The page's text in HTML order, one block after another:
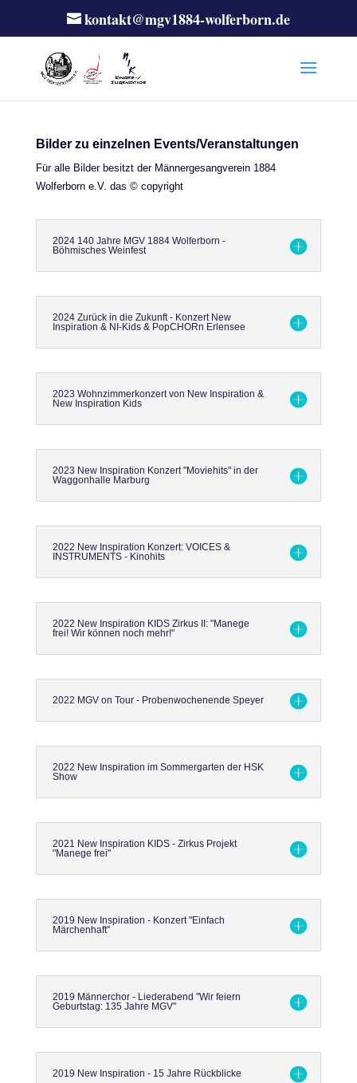
kontakt@mgv1884-wolferborn.de
Bilder zu einzelnen Events/Veranstaltungen
Für alle Bilder besitzt der Männergesangverein 1884
Wolferborn e.V. das © copyright
2024 140 Jahre MGV 1884 Wolferborn -
Böhmisches Weinfest
2024 Zurück in die Zukunft - Konzert New
Inspiration & NI-Kids & PopCHORn Erlensee
2023 Wohnzimmerkonzert von New Inspiration &
New Inspiration Kids
2023 New Inspiration Konzert "Moviehits" in der
Waggonhalle Marburg
2022 New Inspiration Konzert: VOICES &
INSTRUMENTS - Kinohits
2022 New Inspiration KIDS Zirkus II: "Manege
frei! Wir können noch mehr!"
2022 MGV on Tour - Probenwochenende Speyer
2022 New Inspiration im Sommergarten der HSK
Show
2021 New Inspiration KIDS - Zirkus Projekt
"Manege frei"
2019 New Inspiration - Konzert "Einfach
Märchenhaft"
2019 Männerchor - Liederabend "Wir feiern
Geburtstag: 135 Jahre MGV"
2019 New Inspiration - 15 Jahre Rückblicke